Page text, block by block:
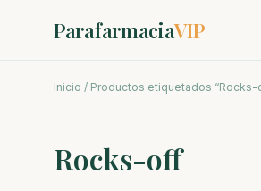
ParafarmaciaVIP
Inicio / Productos etiquetados “Rocks-
Rocks-off